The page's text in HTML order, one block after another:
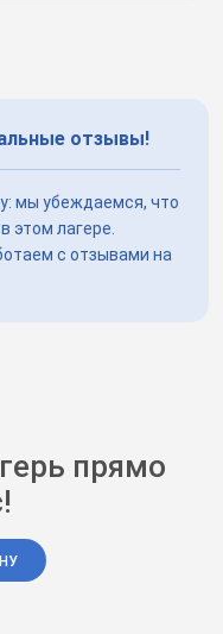
отзывы!
мы убеждаемся, что
этом лагере.
с отзывами на
прямо